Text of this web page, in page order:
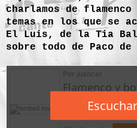
charlamos de flamenco
temas en los que se
El Luis, de la Tia
sobre todo de Paco de